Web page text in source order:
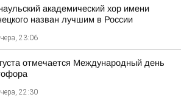
академический хор имени
назван лучшим в России
23:06
отмечается Международный день
22:30